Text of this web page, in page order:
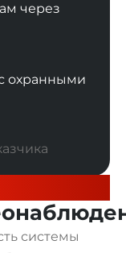
через
охранными
системы